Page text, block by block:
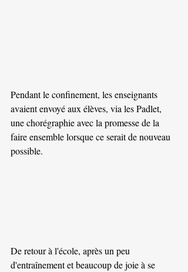
Pendant le confinement, les enseignants
avaient envoyé aux élèves, via les Padlet,
une chorégraphie avec la promesse de la
faire ensemble lorsque ce serait de nouveau
possible.
De retour à l'école, après un peu
d'entraînement et beaucoup de joie à se